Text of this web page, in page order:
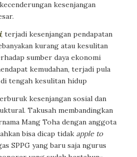
kesenjangan
, terjadi kesenjangan pendapatan
kurang atau kesulitan
sumber daya ekonomi
kemudahan, terjadi pula
tengah kesulitan hidup
kesenjangan sosial dan
Takusah membandingkan
Mang Toha dengan anggota
bisa dicap tidak apple to
SPPG yang baru saja ngurus